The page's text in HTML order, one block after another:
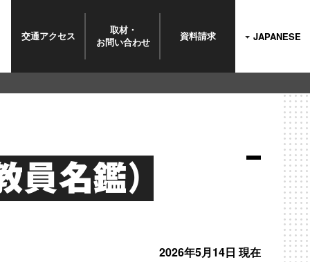
交通アクセス
取材・
お問い合わせ 資料請求 JAPANESE
員名鑑）
2026年5月14日 現在